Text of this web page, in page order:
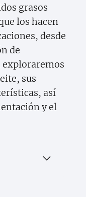
grasos
los hacen
desde
de
exploraremos
sus
así
y el